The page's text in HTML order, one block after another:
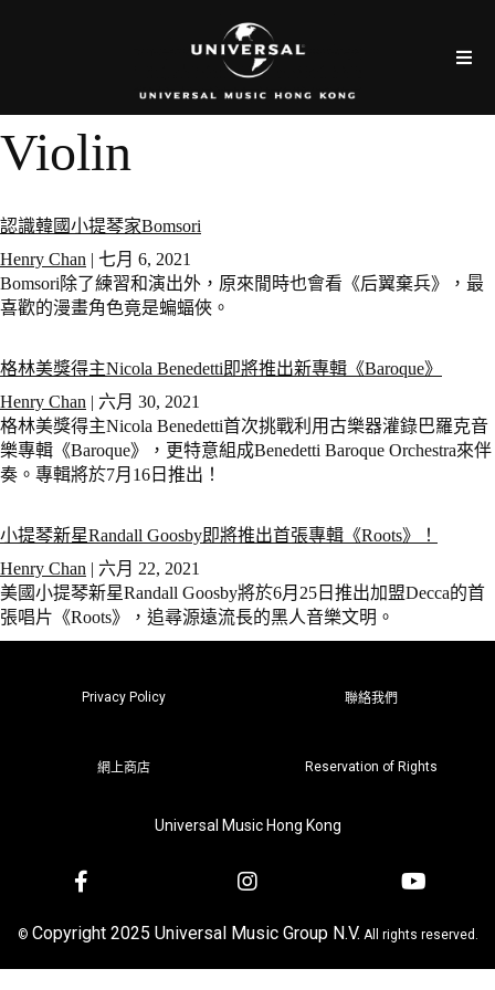
Violin
認識韓國小提琴家Bomsori
Henry Chan | 七月 6, 2021
Bomsori除了練習和演出外，原來閒時也會看《后翼棄兵》，最
喜歡的漫畫角色竟是蝙蝠俠。
格林美獎得主Nicola Benedetti即將推出新專輯《Baroque》
Henry Chan | 六月 30, 2021
格林美獎得主Nicola Benedetti首次挑戰利用古樂器灌錄巴羅克音
樂專輯《Baroque》，更特意組成Benedetti Baroque Orchestra來伴
奏。專輯將於7月16日推出！
小提琴新星Randall Goosby即將推出首張專輯《Roots》！
Henry Chan | 六月 22, 2021
美國小提琴新星Randall Goosby將於6月25日推出加盟Decca的首
張唱片《Roots》，追尋源遠流長的黑人音樂文明。
Privacy Policy 聯絡我們
網上商店 Reservation of Rights
Universal Music Hong Kong
© Copyright 2025 Universal Music Group N.V. All rights reserved.